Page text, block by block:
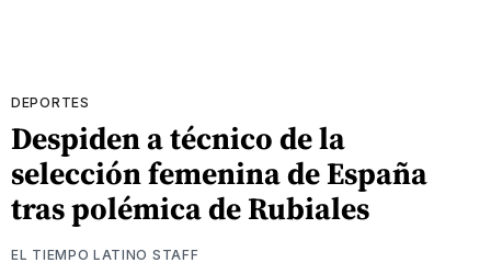
DEPORTES
Despiden a técnico de la
selección femenina de España
tras polémica de Rubiales
EL TIEMPO LATINO STAFF